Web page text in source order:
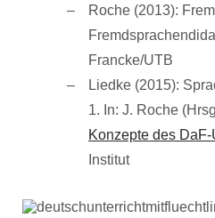
Roche (2013):
Francke/UTB
Liedke (2015):
1. In: J. Roche
Konzepte des
Institut